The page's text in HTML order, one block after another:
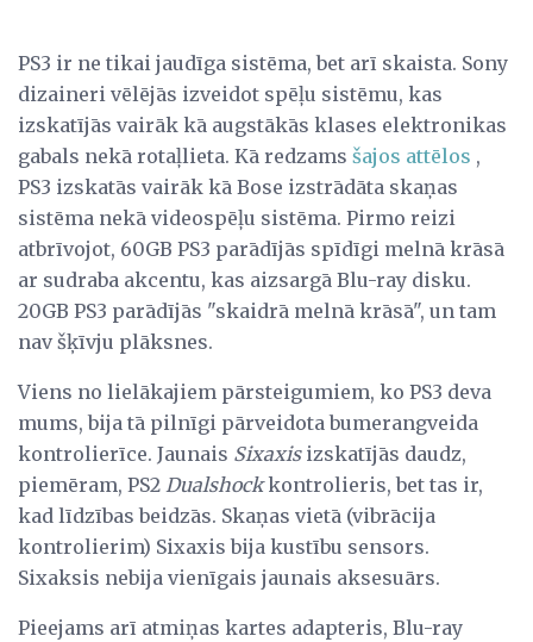
PS3 ir ne tikai jaudīga sistēma, bet arī skaista. Sony
dizaineri vēlējās izveidot spēļu sistēmu, kas
izskatījās vairāk kā augstākās klases elektronikas
gabals nekā rotaļlieta. Kā redzams šajos attēlos ,
PS3 izskatās vairāk kā Bose izstrādāta skaņas
sistēma nekā videospēļu sistēma. Pirmo reizi
atbrīvojot, 60GB PS3 parādījās spīdīgi melnā krāsā
ar sudraba akcentu, kas aizsargā Blu-ray disku.
20GB PS3 parādījās "skaidrā melnā krāsā", un tam
nav šķīvju plāksnes.
Viens no lielākajiem pārsteigumiem, ko PS3 deva
mums, bija tā pilnīgi pārveidota bumerangveida
kontrolierīce. Jaunais Sixaxisizskatījās daudz,
piemēram, PS2 Dualshockkontrolieris, bet tas ir,
kad līdzības beidzās. Skaņas vietā (vibrācija
kontrolierim) Sixaxis bija kustību sensors.
Sixaksis nebija vienīgais jaunais aksesuārs.
Pieejams arī atmiņas kartes adapteris, Blu-ray